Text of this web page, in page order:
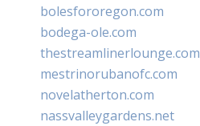
bolesfororegon.com
bodega-ole.com
thestreamlinerlounge.com
mestrinorubanofc.com
novelatherton.com
nassvalleygardens.net